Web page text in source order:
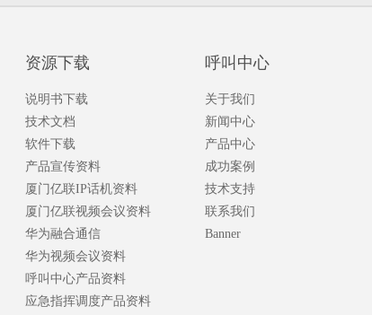
资源下载
说明书下载
技术文档
软件下载
产品宣传资料
厦门亿联IP话机资料
厦门亿联视频会议资料
华为融合通信
华为视频会议资料
呼叫中心产品资料
应急指挥调度产品资料
呼叫中心
关于我们
新闻中心
产品中心
成功案例
技术支持
联系我们
Banner